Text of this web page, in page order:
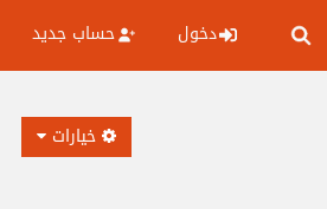
دخول حساب جديد
خيارات